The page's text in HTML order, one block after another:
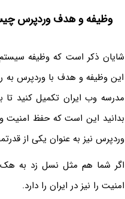
وظیفه و هدف وردپرس
شایان ذکر است که وظیفه
این وظیفه و هدف با وردپرس
مدرسه وب ایران تکمیل کنید تا
وردپرس نیز به عنوان یکی از
اگر شما هم مثل نسل زد به
امنیت را نیز در ایران را دارد.